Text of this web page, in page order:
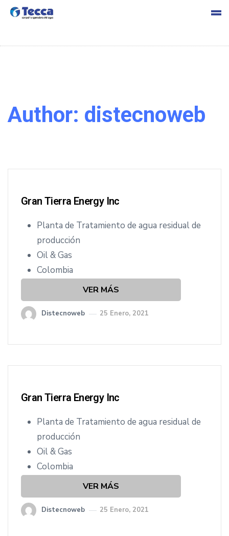
Author: distecnoweb
Gran Tierra Energy Inc
Planta de Tratamiento de agua residual de
producción
Oil & Gas
Colombia
VER MÁS
Distecnoweb 25 Enero, 2021
Gran Tierra Energy Inc
Planta de Tratamiento de agua residual de
producción
Oil & Gas
Colombia
VER MÁS
Distecnoweb 25 Enero, 2021